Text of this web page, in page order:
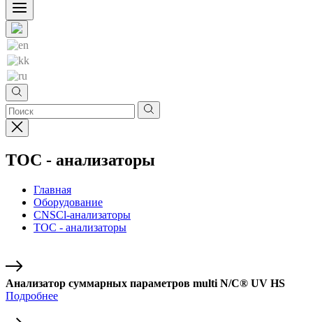
TOC - анализаторы
Главная
Оборудование
CNSCl-анализаторы
TOC - анализаторы
Анализатор суммарных параметров multi N/C® UV HS
Подробнее